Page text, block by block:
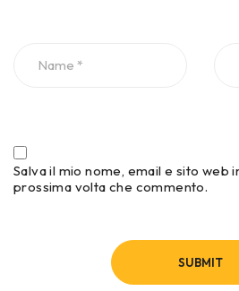
Salva il mio nome, email e sito web
prossima volta che commento.